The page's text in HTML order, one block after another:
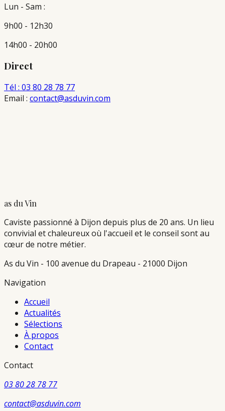
Lun - Sam :
9h00 - 12h30
14h00 - 20h00
Direct
Tél : 03 80 28 78 77
Email : contact@asduvin.com
as du Vin
Caviste passionné à Dijon depuis plus de 20 ans. Un lieu
convivial et chaleureux où l'accueil et le conseil sont au
cœur de notre métier.
As du Vin - 100 avenue du Drapeau - 21000 Dijon
Navigation
Accueil
Actualités
Sélections
À propos
Contact
Contact
03 80 28 78 77
contact@asduvin.com